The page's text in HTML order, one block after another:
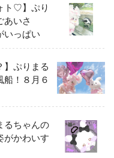
ト♡】ぷり
あいさ
っぱい
】ぷりまる
船！８月６
るちゃんの
がかわいす